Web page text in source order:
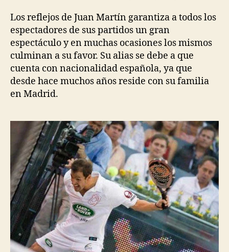
Los reflejos de Juan Martín garantiza a todos los
espectadores de sus partidos un gran
espectáculo y en muchas ocasiones los mismos
culminan a su favor. Su alias se debe a que
cuenta con nacionalidad española, ya que
desde hace muchos años reside con su familia
en Madrid.